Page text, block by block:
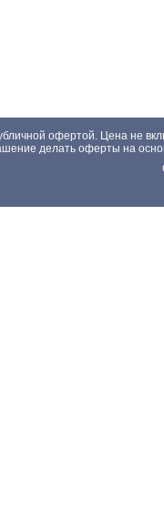
офертой. Цена не
делать оферты на